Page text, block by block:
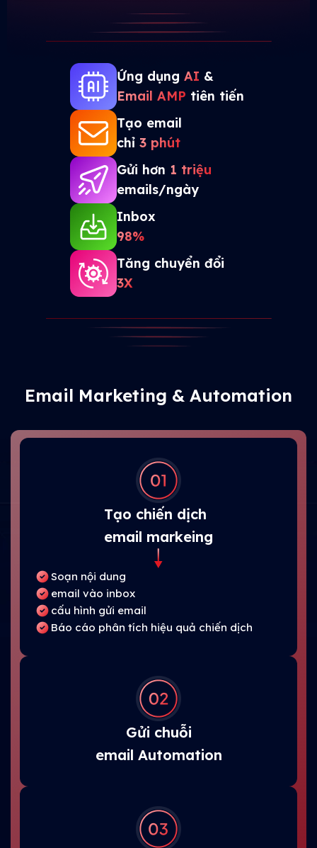
Ứng dụng AI &
Email AMP tiên tiến
Tạo email
chỉ 3 phút
Gửi hơn 1 triệu
emails/ngày
Inbox
98%
Tăng chuyển đổi
3X
Email Marketing & Automation
Tạo chiến dịch
email markeing
Soạn nội dung
email vào inbox
cấu hình gửi email
Báo cáo phân tích hiệu quả chiến dịch
Gửi chuỗi
email Automation